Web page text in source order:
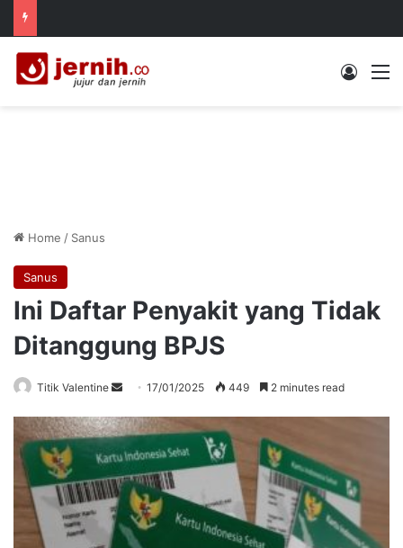
Log In
Home / Sanus
Sanus
Ini Daftar Penyakit yang Tidak
Ditanggung BPJS
Titik Valentine
Send
email
17/01/2025 449 2 minutes read